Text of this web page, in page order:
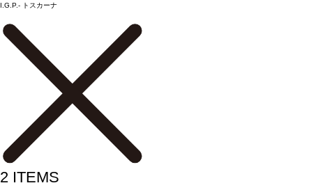
I.G.P.- トスカーナ
2 ITEMS